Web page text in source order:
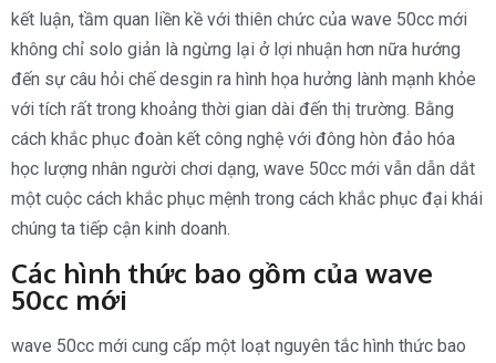
kết luận, tầm quan liền kề với thiên chức của wave 50cc mới
không chỉ solo giản là ngừng lại ở lợi nhuận hơn nữa hướng
đến sự câu hỏi chế desgin ra hình họa hưởng lành mạnh khỏe
với tích rất trong khoảng thời gian dài đến thị trường. Bằng
cách khắc phục đoàn kết công nghệ với đông hòn đảo hóa
học lượng nhân người chơi dạng, wave 50cc mới vẫn dẫn dắt
một cuộc cách khắc phục mệnh trong cách khắc phục đại khái
chúng ta tiếp cận kinh doanh.
Các hình thức bao gồm của wave
50cc mới
wave 50cc mới cung cấp một loạt nguyên tắc hình thức bao